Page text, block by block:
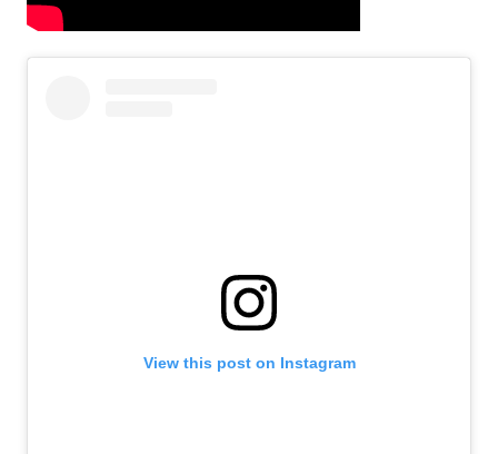
View this post on Instagram